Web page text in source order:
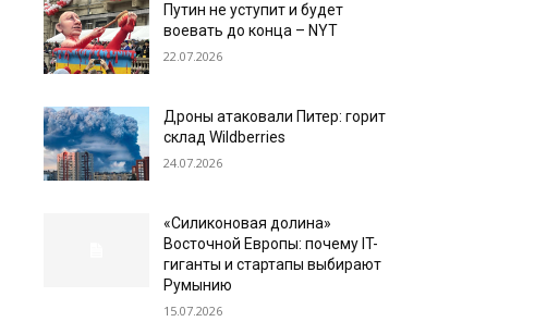
Путин не уступит и будет
воевать до конца – NYT
22.07.2026
Дроны атаковали Питер: горит
склад Wildberries
24.07.2026
«Силиконовая долина»
Восточной Европы: почему IT-
гиганты и стартапы выбирают
Румынию
15.07.2026